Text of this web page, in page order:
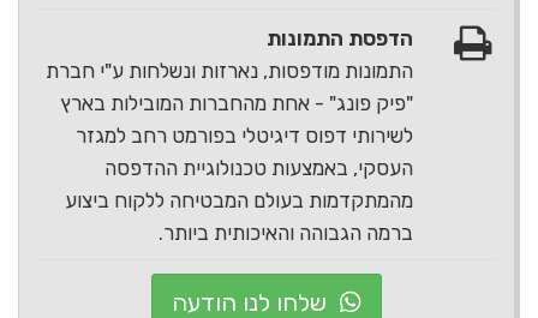
הדפסת התמונות
התמונות מודפסות, נארזות ונשלחות ע"י חברת
"פיק פונג" - אחת מהחברות המובילות בארץ
לשירותי דפוס דיגיטלי בפורמט רחב למגזר
העסקי, באמצעות טכנולוגיית ההדפסה
מהמתקדמות בעולם המבטיחה ללקוח ביצוע
ברמה הגבוהה והאיכותית ביותר.
שלחו לנו הודעה